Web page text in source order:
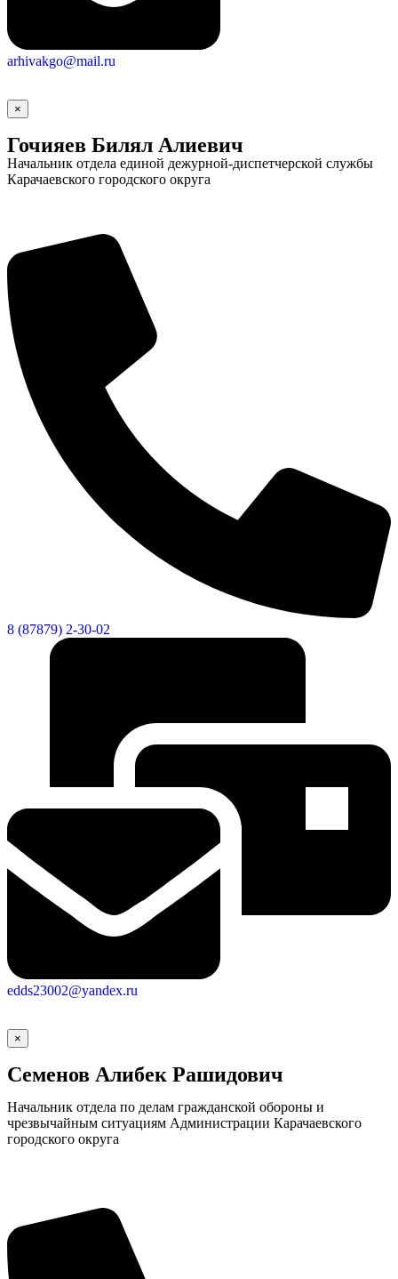
arhivakgo@mail.ru
×
Гочияев Билял Алиевич
Начальник отдела единой дежурной-диспетчерской службы
Карачаевского городского округа
8 (87879) 2-30-02
edds23002@yandex.ru
×
Семенов Алибек Рашидович
Начальник отдела по делам гражданской обороны и
чрезвычайным ситуациям Администрации Карачаевского
городского округа